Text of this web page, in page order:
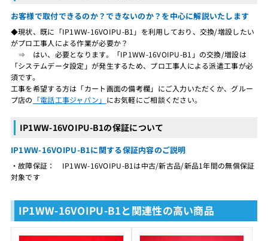
お客様で取付できるのか？できないのか？を中心に解説いたします
◆現状、既に「IP1WW-16VOIPU-B1」を利用しており、交換/増設したい
がプロ工事人による作業が必要か？
⇒ はい、必要となります。「IP1WW-16VOIPU-B1」の交換/増設は
「システムデータ設定」が発生するため、プロ工事人による派遣工事が必
須です。
工事を希望する方は「カート画面の備考欄」にご入力いただくか、グルー
プ店の 「電話工事ジャパン」 にお気軽にご相談ください。
IP1WW-16VOIPU-B1の保証について
IP1WW-16VOIPU-B1に関する保証内容のご説明
・故障保証： IP1WW-16VOIPU-B1は中古/新古品/新品1年間の無償保証
対象です
IP1WW-16VOIPU-B1と関連性の高い商品